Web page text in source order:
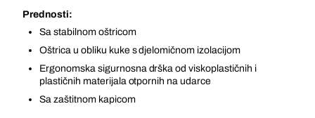
Prednosti:
Sa stabilnom oštricom
Oštrica u obliku kuke s djelomičnom izolacijom
Ergonomska sigurnosna drška od viskoplastičnih i
plastičnih materijala otpornih na udarce
Sa zaštitnom kapicom